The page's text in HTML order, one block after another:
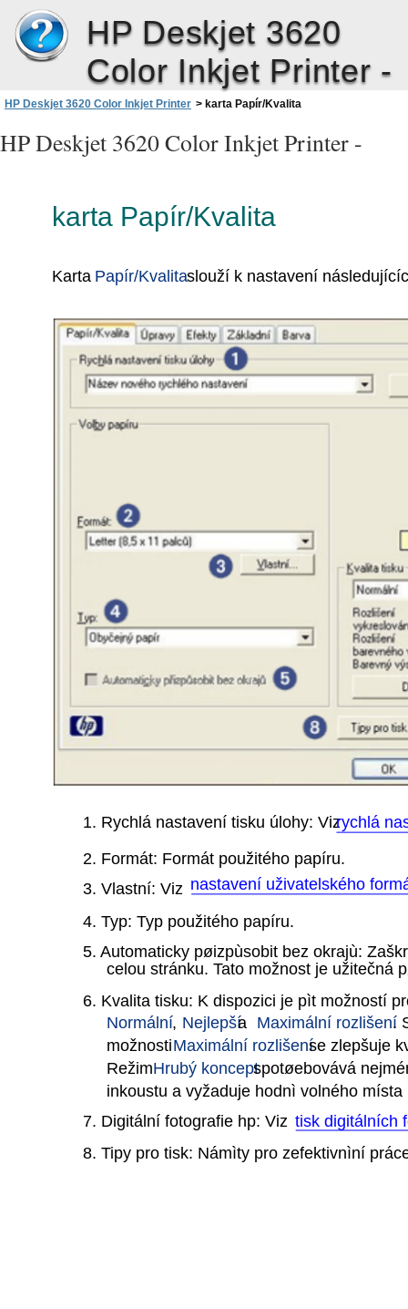
HP Deskjet 3620
Color Inkjet Printer -
HP Deskjet 3620 Color Inkjet Printer > karta Papír/Kvalita
HP Deskjet 3620 Color Inkjet Printer -
karta Papír/Kvalita
Karta Papír/Kvalitaslouží k nastavení
1. Rychlá nastavení tisku úlohy: Vizrychlá
2. Formát: Formát použitého papíru.
3. Vlastní: Viz nastavení uživatelského
4. Typ: Typ použitého papíru.
5. Automaticky pøizpùsobit bez okrajù:
celou stránku. Tato možnost je užitečná
6. Kvalita tisku: K dispozici je pìt možností
Normální, Nejlepšía Maximální rozlišení.
možnostiMaximální rozlišeníse zlepšuje
RežimHrubý konceptspotøebovává
inkoustu a vyžaduje hodnì volného místa
7. Digitální fotografie hp: Viz tisk digitálních
8. Tipy pro tisk: Námìty pro zefektivnìní